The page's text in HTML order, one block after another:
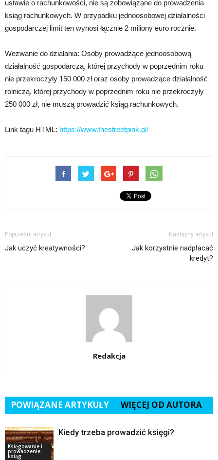
ustawie o rachunkowości, nie są zobowiązane do prowadzenia
ksiąg rachunkowych. W przypadku jednoosobowej działalności
gospodarczej limit ten wynosi łącznie 2 miliony euro rocznie.
Wezwanie do działania: Osoby prowadzące jednoosobową
działalność gospodarczą, której przychody w poprzednim roku
nie przekroczyły 150 000 zł oraz osoby prowadzące działalność
rolniczą, której przychody w poprzednim roku nie przekroczyły
250 000 zł, nie muszą prowadzić ksiąg rachunkowych.
Link tagu HTML: https://www.thestreetpink.pl/
Poprzedni artykuł
Jak uczyć kreatywności?
Następny artykuł
Jak korzystnie nadpłacać
kredyt?
Redakcja
POWIĄZANE ARTYKUŁY WIĘCEJ OD AUTORA
Księgowanie i
prowadzenie
ksiąg
Kiedy trzeba prowadzić księgi?